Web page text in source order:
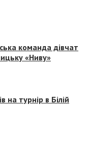
команда дівчат
«Ниву»
на турнір в Білій